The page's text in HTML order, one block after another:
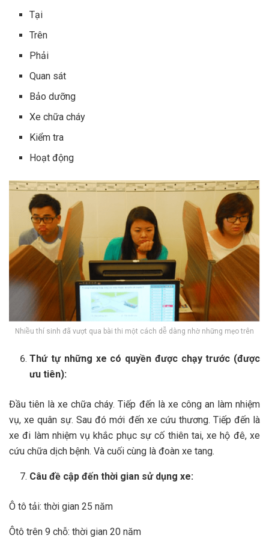
Tại
Trên
Phải
Quan sát
Bảo dưỡng
Xe chữa cháy
Kiểm tra
Hoạt động
Nhiều thí sinh đã vượt qua bài thi một cách dễ dàng nhờ những mẹo trên
Thứ tự những xe có quyền được chạy trước (được
ưu tiên):
Đầu tiên là xe chữa cháy. Tiếp đến là xe công an làm nhiệm
vụ, xe quân sự. Sau đó mới đến xe cứu thương. Tiếp đến là
xe đi làm nhiệm vụ khắc phục sự cố thiên tai, xe hộ đê, xe
cứu chữa dịch bệnh. Và cuối cùng là đoàn xe tang.
Câu đề cập đến thời gian sử dụng xe:
Ô tô tải: thời gian 25 năm
Ôtô trên 9 chỗ: thời gian 20 năm